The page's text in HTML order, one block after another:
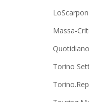
Massa-
Torino